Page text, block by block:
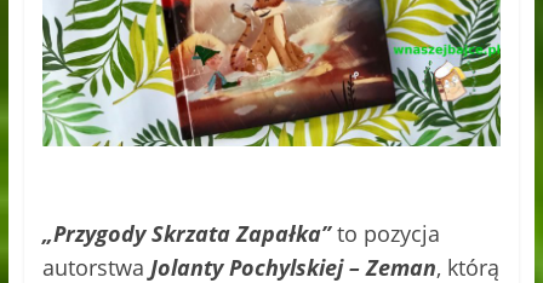
„Przygody Skrzata Zapałka”to pozycja
autorstwa Jolanty Pochylskiej – Zeman, którą